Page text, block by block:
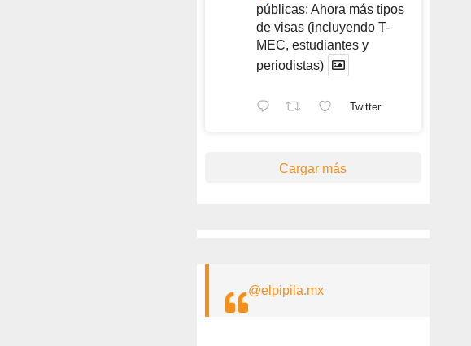
públicas: Ahora más tipos
de visas (incluyendo T-
MEC, estudiantes y
periodistas)
Twitter
Cargar más
@elpipila.mx